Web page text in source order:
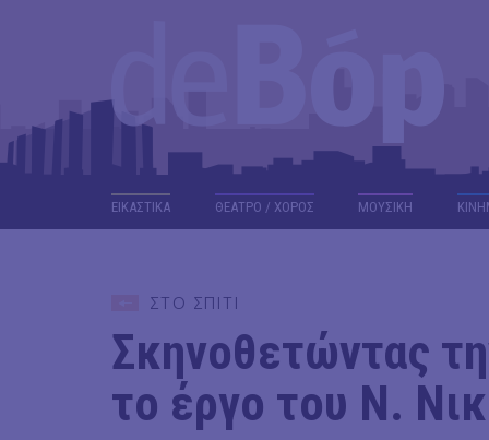
ΕΙΚΑΣΤΙΚΑ ΘΕΑΤΡΟ / ΧΟΡΟΣ ΜΟΥΣΙΚΗ
ΣΤΟ ΣΠΙΤΙ
Σκηνοθετώντας
το έργο του Ν.